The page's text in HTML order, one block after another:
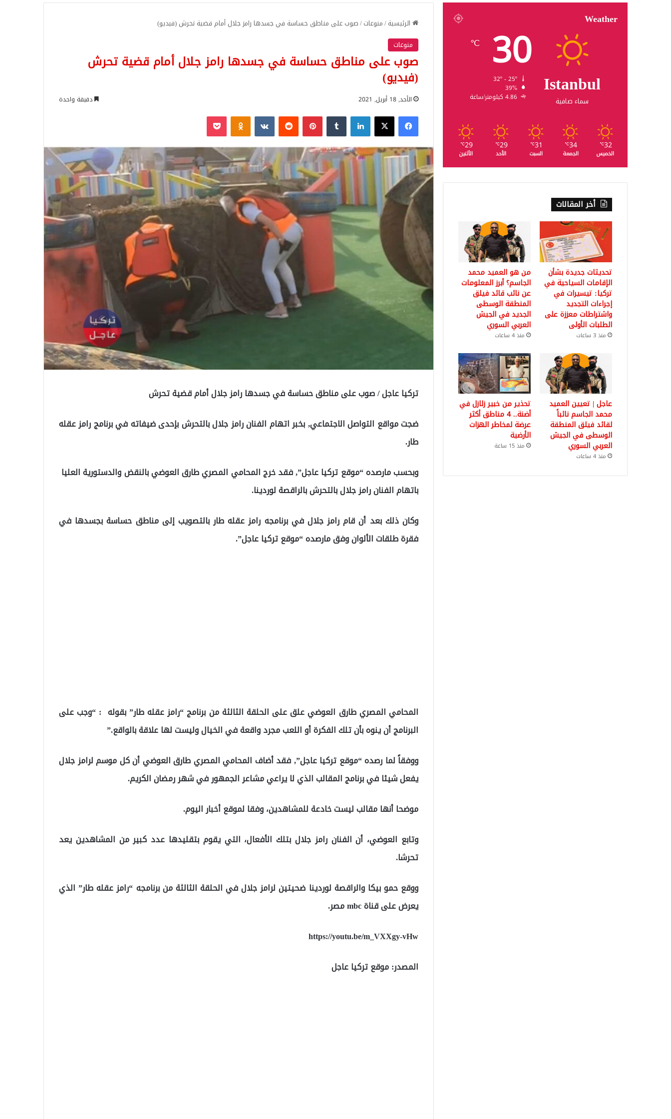
الرئيسية/منوعات/صوب على مناطق حساسة في جسدها رامز جلال أمام قضية تحرش (فيديو)
منوعات
صوب على مناطق حساسة في جسدها رامز جلال أمام قضية تحرش
(فيديو)
الأحد, 18 أبريل, 2021 دقيقة واحدة
فيسبوك‫X لينكدإن بينتيريست Odnoklassniki
‫Pocket
تركيا عاجل / صوب على مناطق حساسة في جسدها رامز جلال أمام قضية تحرش
ضجت مواقع التواصل الاجتماعي, بخبر اتهام الفنان رامز جلال بالتحرش بإحدى ضيفاته في برنامج رامز عقله
طار.
وبحسب مارصده “موقع تركيا عاجل”, فقد خرج المحامي المصري طارق العوضي بالنقض والدستورية العليا
باتهام الفنان رامز جلال بالتحرش بالراقصة لوردينا.
وكان ذلك بعد أن قام رامز جلال في برنامجه رامز عقله طار بالتصويب إلى مناطق حساسة بجسدها في
فقرة طلقات الألوان وفق مارصده “موقع تركيا عاجل”.
المحامي المصري طارق العوضي علق على الحلقة الثالثة من برنامج “رامز عقله طار” بقوله : “وجب على
البرنامج أن ينوه بأن تلك الفكرة أو اللعب مجرد واقعة في الخيال وليست لها علاقة بالواقع.”
ووفقاً لما رصده “موقع تركيا عاجل”, فقد أضاف المحامي المصري طارق العوضي أن كل موسم لرامز جلال
يفعل شيئا في برنامج المقالب الذي لا يراعي مشاعر الجمهور في شهر رمضان الكريم.
موضحا أنها مقالب ليست خادعة للمشاهدين، وفقا لموقع أخبار اليوم.
وتابع العوضي، أن الفنان رامز جلال بتلك الأفعال، التي يقوم بتقليدها عدد كبير من المشاهدين يعد
تحرشا.
ووقع حمو بيكا والراقصة لوردينا ضحيتين لرامز جلال في الحلقة الثالثة من برنامجه “رامز عقله طار” الذي
يعرض على قناة mbc مصر.
https://youtu.be/m_VXXgy-vHw
المصدر: موقع تركيا عاجل
Weather
Istanbul
سماء صافية
30
℃
39%
4.86 كيلومتر/ساعة
32
℃
الخميس
34
℃
الجمعة
31
℃
السبت
29
℃
الأحد
29
℃
الأثنين
أخر المقالات
تحديثات جديدة بشأن
الإقامات السياحية في
تركيا: تيسيرات في
إجراءات التجديد
واشتراطات معززة على
الطلبات الأولى
منذ 3 ساعات
من هو العميد محمد
الجاسم؟ أبرز المعلومات
عن نائب قائد فيلق
المنطقة الوسطى
الجديد في الجيش
العربي السوري
منذ 4 ساعات
عاجل | تعيين العميد
محمد الجاسم نائباً
لقائد فيلق المنطقة
الوسطى في الجيش
العربي السوري
منذ 4 ساعات
تحذير من خبير زلازل في
أضنة.. 4 مناطق أكثر
عرضة لمخاطر الهزات
الأرضية
منذ 15 ساعة